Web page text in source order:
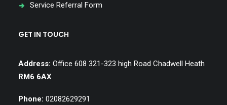
Service Referral Form
GET IN TOUCH
Address: Office 608 321-323 high Road Chadwell Heath
RM6 6AX
Phone: 02082629291